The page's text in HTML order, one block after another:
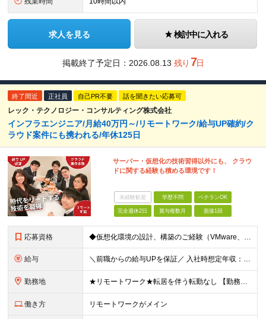
求人を見る 検討中に入れる
掲載終了予定日：2026.08.13残り 7日
終了間近 正社員 自己PR不要 話を聞きたい応募可
レック・テクノロジー・コンサルティング株式会社
インフラエンジニア/月給40万円～/リモートワーク/給与UP確約/ク
ラウド案件にも携われる/年休125日
サーバー・仮想化の技術習得以外にも、 クラウ
ドに関する経験も積める環境です！
未経験歓迎 学歴不問 ベテランOK
完全週休2日 賞与複数月 面接1回
応募資格
給与
勤務地
働き方 リモートワークがメイン